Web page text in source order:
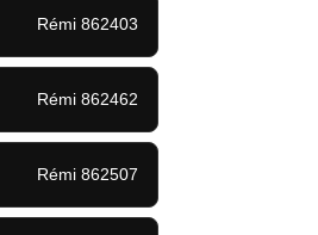
Rémi 862403
Rémi 862462
Rémi 862507